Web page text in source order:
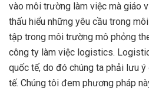
vào môi trường làm việc mà giáo
thấu hiểu những yêu cầu trong
tập trong môi trường mô phỏng
công ty làm việc logistics.
quốc tế, do đó chúng ta phải lưu
tế. Chúng tôi đem phương pháp